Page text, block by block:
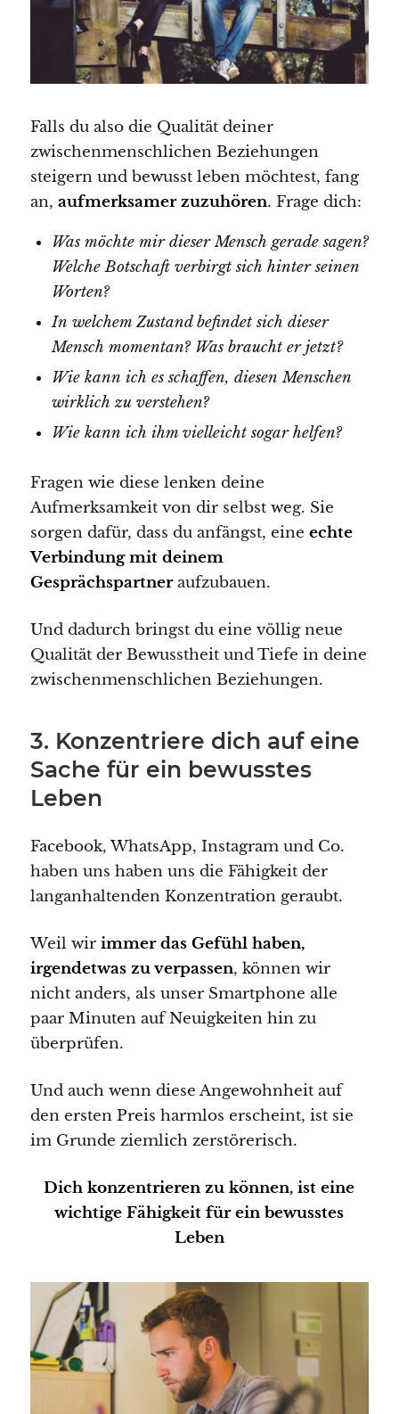
Falls du also die Qualität deiner
zwischenmenschlichen Beziehungen
steigern und bewusst leben möchtest, fang
an, aufmerksamer zuzuhören. Frage dich:
Was möchte mir dieser Mensch gerade sagen?
Welche Botschaft verbirgt sich hinter seinen
Worten?
In welchem Zustand befindet sich dieser
Mensch momentan? Was braucht er jetzt?
Wie kann ich es schaffen, diesen Menschen
wirklich zu verstehen?
Wie kann ich ihm vielleicht sogar helfen?
Fragen wie diese lenken deine
Aufmerksamkeit von dir selbst weg. Sie
sorgen dafür, dass du anfängst, eine echte
Verbindung mit deinem
Gesprächspartneraufzubauen.
Und dadurch bringst du eine völlig neue
Qualität der Bewusstheit und Tiefe in deine
zwischenmenschlichen Beziehungen.
3. Konzentriere dich auf eine
Sache für ein bewusstes
Leben
Facebook, WhatsApp, Instagram und Co.
haben uns haben uns die Fähigkeit der
langanhaltenden Konzentration geraubt.
Weil wir immer das Gefühl haben,
irgendetwas zu verpassen, können wir
nicht anders, als unser Smartphone alle
paar Minuten auf Neuigkeiten hin zu
überprüfen.
Und auch wenn diese Angewohnheit auf
den ersten Preis harmlos erscheint, ist sie
im Grunde ziemlich zerstörerisch.
Dich konzentrieren zu können, ist eine
wichtige Fähigkeit für ein bewusstes
Leben